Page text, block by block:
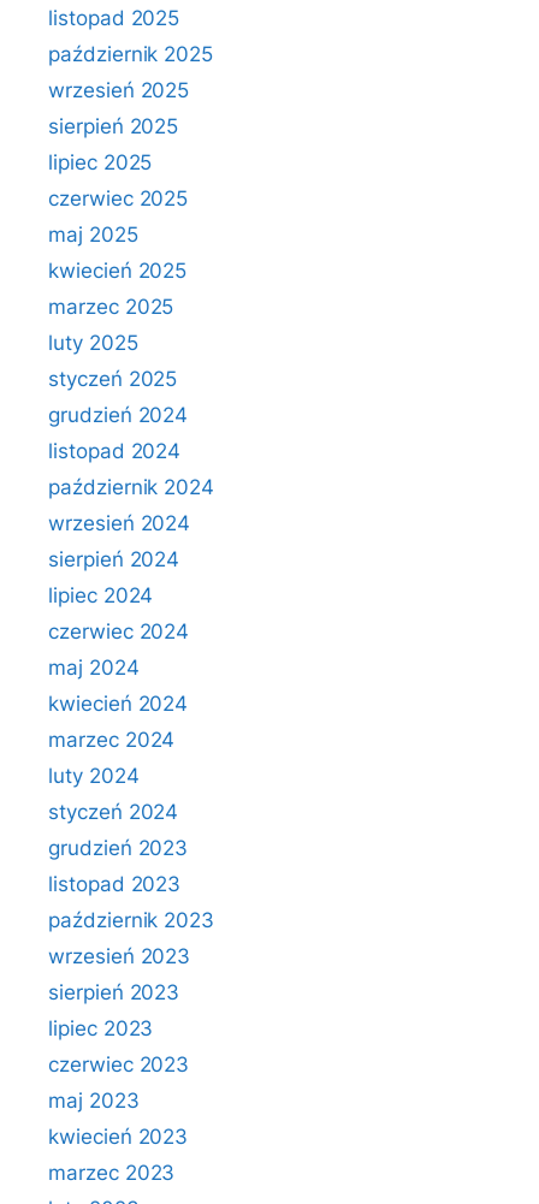
listopad 2025
październik 2025
wrzesień 2025
sierpień 2025
lipiec 2025
czerwiec 2025
maj 2025
kwiecień 2025
marzec 2025
luty 2025
styczeń 2025
grudzień 2024
listopad 2024
październik 2024
wrzesień 2024
sierpień 2024
lipiec 2024
czerwiec 2024
maj 2024
kwiecień 2024
marzec 2024
luty 2024
styczeń 2024
grudzień 2023
listopad 2023
październik 2023
wrzesień 2023
sierpień 2023
lipiec 2023
czerwiec 2023
maj 2023
kwiecień 2023
marzec 2023